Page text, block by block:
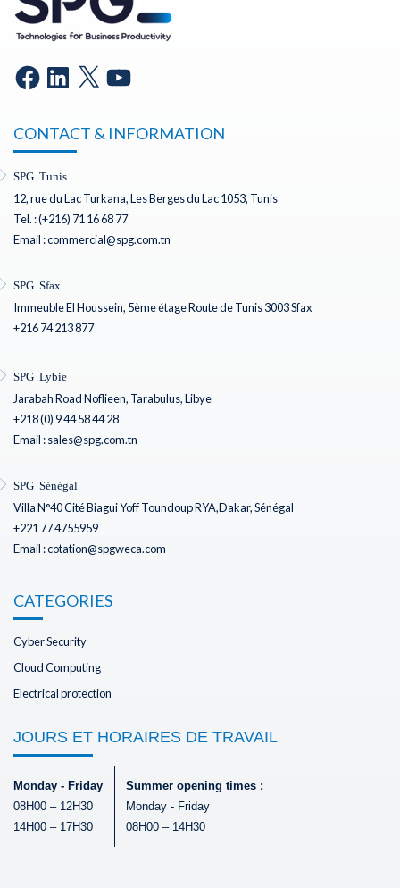
CONTACT & INFORMATION
SPG Tunis
12, rue du Lac Turkana, Les Berges du Lac 1053, Tunis
Tel. : (+216) 71 16 68 77
Email : commercial@spg.com.tn
SPG Sfax
Immeuble El Houssein, 5ème étage Route de Tunis 3003 Sfax
+216 74 213 877
SPG Lybie
Jarabah Road Noflieen, Tarabulus, Libye
+218 (0) 9 44 58 44 28
Email : sales@spg.com.tn
SPG Sénégal
Villa N°40 Cité Biagui Yoff Toundoup RYA,Dakar, Sénégal
+221 77 4755959
Email : cotation@spgweca.com
CATEGORIES
Cyber Security
Cloud Computing
Electrical protection
JOURS ET HORAIRES DE TRAVAIL
Monday - Friday
08H00 – 12H30
14H00 – 17H30
Summer opening times :
Monday - Friday
08H00 – 14H30